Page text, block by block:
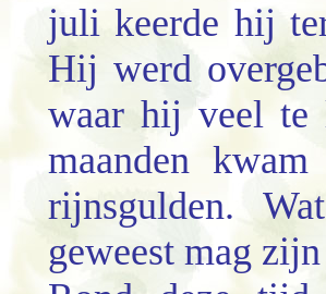
juli keerde hij
Hij werd
waar hij veel te
maanden
rijnsgulden.
geweest mag